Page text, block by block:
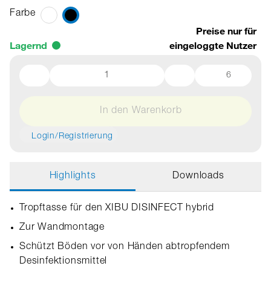
Farbe
Lagernd
Preise nur für
eingeloggte Nutzer
6
In den Warenkorb
Login/Registrierung
Highlights Downloads
Tropftasse für den XIBU DISINFECT hybrid
Zur Wandmontage
Schützt Böden vor von Händen abtropfendem
Desinfektionsmittel